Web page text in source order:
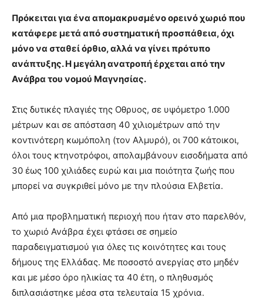
lesbians
very
cam
show.desi
xxx
teaches
you
meaning
pain.
pornhun
porn
Πρόκειται για ένα απομακρυσμένο ορεινό χωριό που
κατάφερε μετά από συστηματική προσπάθεια, όχι
μόνο να σταθεί όρθιο, αλλά να γίνει πρότυπο
ανάπτυξης. Η μεγάλη ανατροπή έρχεται από την
Ανάβρα του νομού Μαγνησίας.
Στις δυτικές πλαγιές της Οθρυος, σε υψόμετρο 1.000
μέτρων και σε απόσταση 40 χιλιομέτρων από την
κοντινότερη κωμόπολη (τον Αλμυρό), οι 700 κάτοικοι,
όλοι τους κτηνοτρόφοι, απολαμβάνουν εισοδήματα από
30 έως 100 χιλιάδες ευρώ και μια ποιότητα ζωής που
μπορεί να συγκριθεί μόνο με την πλούσια Ελβετία.
Από μια προβληματική περιοχή που ήταν στο παρελθόν,
το χωριό Ανάβρα έχει φτάσει σε σημείο
παραδειγματισμού για όλες τις κοινότητες και τους
δήμους της Ελλάδας. Με ποσοστό ανεργίας στο μηδέν
και με μέσο όρο ηλικίας τα 40 έτη, ο πληθυσμός
διπλασιάστηκε μέσα στα τελευταία 15 χρόνια.